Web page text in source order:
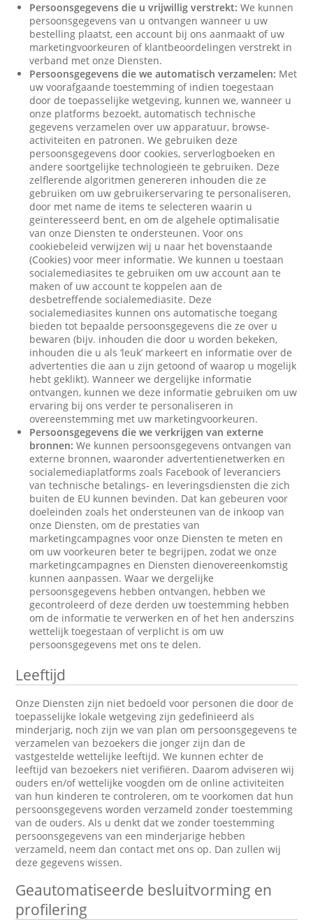
Persoonsgegevens die u vrijwillig verstrekt: We kunnen
persoonsgegevens van u ontvangen wanneer u uw
bestelling plaatst, een account bij ons aanmaakt of uw
marketingvoorkeuren of klantbeoordelingen verstrekt in
verband met onze Diensten.
Persoonsgegevens die we automatisch verzamelen: Met
uw voorafgaande toestemming of indien toegestaan
door de toepasselijke wetgeving, kunnen we, wanneer u
onze platforms bezoekt, automatisch technische
gegevens verzamelen over uw apparatuur, browse-
activiteiten en patronen. We gebruiken deze
persoonsgegevens door cookies, serverlogboeken en
andere soortgelijke technologieën te gebruiken. Deze
zelflerende algoritmen genereren inhouden die ze
gebruiken om uw gebruikerservaring te personaliseren,
door met name de items te selecteren waarin u
geïnteresseerd bent, en om de algehele optimalisatie
van onze Diensten te ondersteunen. Voor ons
cookiebeleid verwijzen wij u naar het bovenstaande
(Cookies) voor meer informatie. We kunnen u toestaan
socialemediasites te gebruiken om uw account aan te
maken of uw account te koppelen aan de
desbetreffende socialemediasite. Deze
socialemediasites kunnen ons automatische toegang
bieden tot bepaalde persoonsgegevens die ze over u
bewaren (bijv. inhouden die door u worden bekeken,
inhouden die u als ‘leuk’ markeert en informatie over de
advertenties die aan u zijn getoond of waarop u mogelijk
hebt geklikt). Wanneer we dergelijke informatie
ontvangen, kunnen we deze informatie gebruiken om uw
ervaring bij ons verder te personaliseren in
overeenstemming met uw marketingvoorkeuren.
Persoonsgegevens die we verkrijgen van externe
bronnen: We kunnen persoonsgegevens ontvangen van
externe bronnen, waaronder advertentienetwerken en
socialemediaplatforms zoals Facebook of leveranciers
van technische betalings- en leveringsdiensten die zich
buiten de EU kunnen bevinden. Dat kan gebeuren voor
doeleinden zoals het ondersteunen van de inkoop van
onze Diensten, om de prestaties van
marketingcampagnes voor onze Diensten te meten en
om uw voorkeuren beter te begrijpen, zodat we onze
marketingcampagnes en Diensten dienovereenkomstig
kunnen aanpassen. Waar we dergelijke
persoonsgegevens hebben ontvangen, hebben we
gecontroleerd of deze derden uw toestemming hebben
om de informatie te verwerken en of het hen anderszins
wettelijk toegestaan of verplicht is om uw
persoonsgegevens met ons te delen.
Leeftijd
Onze Diensten zijn niet bedoeld voor personen die door de
toepasselijke lokale wetgeving zijn gedefinieerd als
minderjarig, noch zijn we van plan om persoonsgegevens te
verzamelen van bezoekers die jonger zijn dan de
vastgestelde wettelijke leeftijd. We kunnen echter de
leeftijd van bezoekers niet verifiëren. Daarom adviseren wij
ouders en/of wettelijke voogden om de online activiteiten
van hun kinderen te controleren, om te voorkomen dat hun
persoonsgegevens worden verzameld zonder toestemming
van de ouders. Als u denkt dat we zonder toestemming
persoonsgegevens van een minderjarige hebben
verzameld, neem dan contact met ons op. Dan zullen wij
deze gegevens wissen.
Geautomatiseerde besluitvorming en
profilering